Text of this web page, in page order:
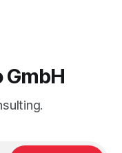
GmbH